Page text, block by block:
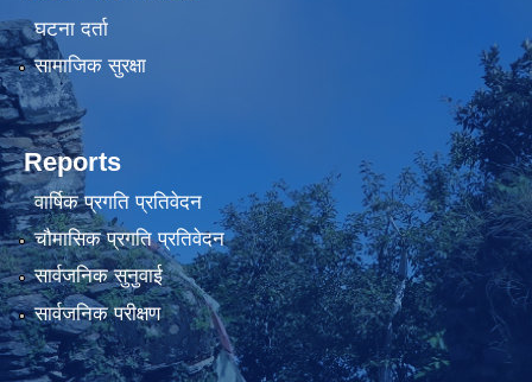
घटना दर्ता
सामाजिक सुरक्षा
Reports
वार्षिक प्रगति प्रतिवेदन
चौमासिक प्रगति प्रतिवेदन
सार्वजनिक सुनुवाई
सार्वजनिक परीक्षण